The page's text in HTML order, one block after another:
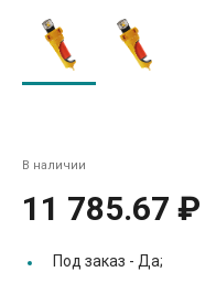
В наличии
11 785.67 ₽
Под заказ - Да;